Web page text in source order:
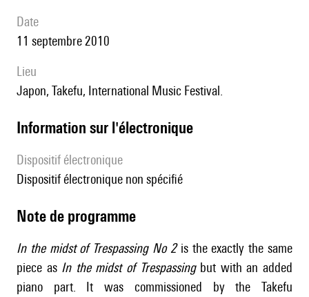
date
11 septembre 2010
lieu
Japon, Takefu, International Music Festival.
Information sur l'électronique
Dispositif électronique
dispositif électronique non spécifié
Note de programme
In the midst of Trespassing No 2is the exactly the same
piece as In the midst of Trespassingbut with an added
piano part. It was commissioned by the Takefu